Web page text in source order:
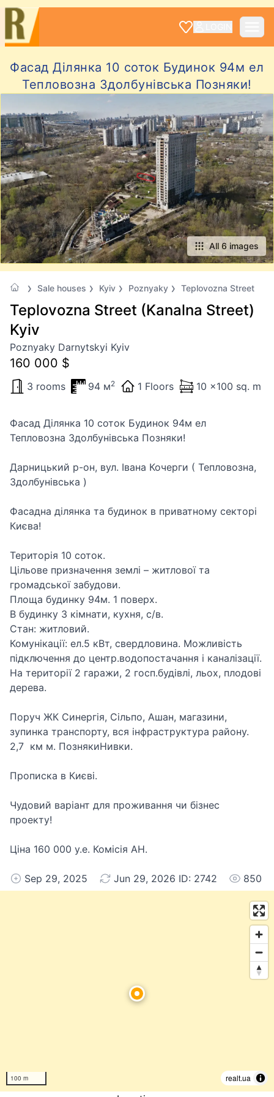
Фасад Ділянка 10 соток Будинок 94м ел
Тепловозна Здолбунівська Позняки!
All 6 images
Sale houses Kyiv Poznyaky Teplovozna Street
Teplovozna Street (Kanalna Street)
Kyiv
Poznyaky Darnytskyi Kyiv
160 000 $
3 rooms 94 м2 1 Floors 10 x100 sq. m
Фасад Ділянка 10 соток Будинок 94м ел
Тепловозна Здолбунівська Позняки!
Дарницький р-он, вул. Івана Кочерги ( Тепловозна,
Здолбунівська )
Фасадна ділянка та будинок в приватному секторі
Києва!
Територія 10 соток.
Цільове призначення землі – житлової та
громадської забудови.
Площа будинку 94м. 1 поверх.
В будинку 3 кімнати, кухня, с/в.
Стан: житловий.
Комунікації: ел.5 кВт, свердловина. Можливість
підключення до центр.водопостачання і каналізації.
На території 2 гаражи, 2 госп.будівлі, льох, плодові
дерева.
Поруч ЖК Синергія, Сільпо, Ашан, магазини,
зупинка транспорту, вся інфраструктура району.
2,7 км м. ПознякиНивки.
Прописка в Києві.
Чудовий варіант для проживання чи бізнес
проекту!
Ціна 160 000 у.е. Комісія АН.
Sep 29, 2025 Jun 29, 2026 ID: 2742 850
100 m realt.ua